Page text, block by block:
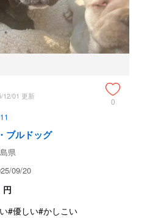
でもらって元気に過ごしてい
り、基本的にはおしとやか
ます❣️
12/01 更新
0
ブルドッグ
県
09/20
円
#優しい#かしこい